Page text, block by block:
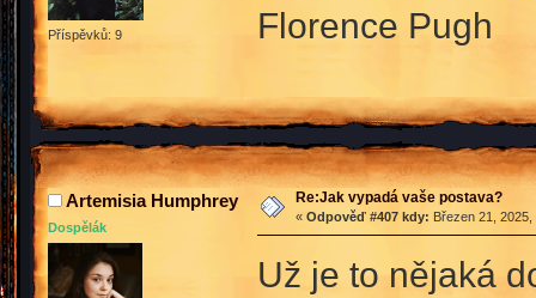
Příspěvků: 9
Florence Pugh
Artemisia Humphrey
Dospělák
Re:Jak vypadá vaše postava?
« Odpověď #407 kdy: Březen 21,
Už je to nějaká